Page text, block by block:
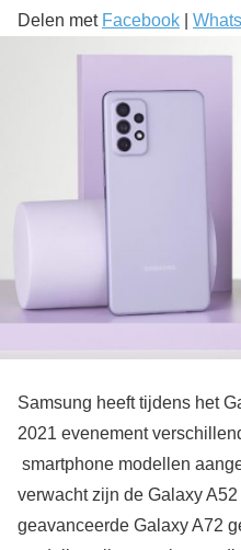
Delen met Facebook
Samsung heeft tijdens het
2021 evenement
smartphone modellen
verwacht zijn de Galaxy
geavanceerde Galaxy A72